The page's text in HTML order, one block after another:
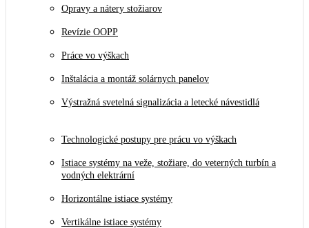
Opravy a nátery stožiarov
Revízie OOPP
Práce vo výškach
Inštalácia a montáž solárnych panelov
Výstražná svetelná signalizácia a letecké návestidlá
Technologické postupy pre prácu vo výškach
Istiace systémy na veže, stožiare, do veterných turbín a
vodných elektrární
Horizontálne istiace systémy
Vertikálne istiace systémy